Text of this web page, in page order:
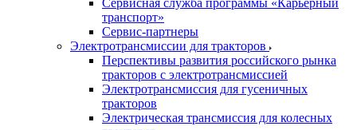
Сервисная служба программы «Карьерный
транспорт»
Сервис-партнеры
Электротрансмиссии для тракторов
Перспективы развития российского рынка
тракторов с электротрансмиссией
Электротрансмиссия для гусеничных
тракторов
Электрическая трансмиссия для колесных